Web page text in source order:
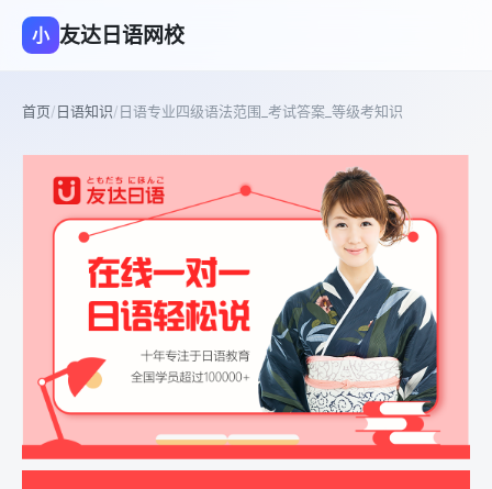
小 友达日语网校
首页/日语知识/日语专业四级语法范围_考试答案_等级考知识